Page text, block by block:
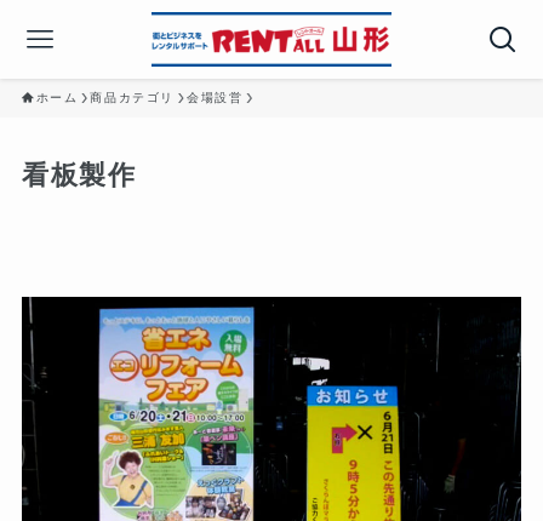
ホーム 商品カテゴリ 会場設営
看板製作